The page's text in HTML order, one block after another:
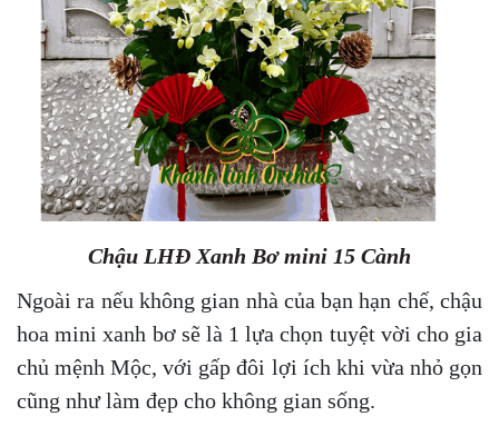
Chậu LHĐ Xanh Bơ mini 15 Cành
Ngoài ra nếu không gian nhà của bạn hạn chế, chậu
hoa mini xanh bơ sẽ là 1 lựa chọn tuyệt vời cho gia
chủ mệnh Mộc, với gấp đôi lợi ích khi vừa nhỏ gọn
cũng như làm đẹp cho không gian sống.